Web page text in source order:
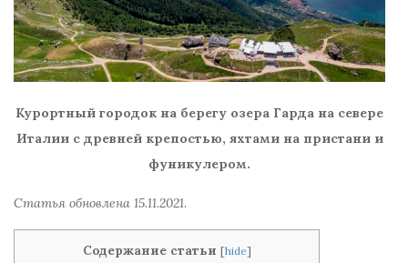
Курортный городок на берегу озера Гарда на севере
Италии с древней крепостью, яхтами на пристани и
фуникулером.
Статья обновлена 15.11.2021.
Содержание статьи [hide]